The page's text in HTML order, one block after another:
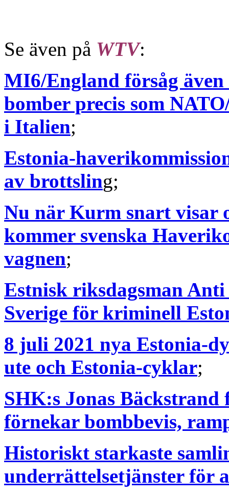
Se även på WTV:
MI6/England försåg även
bomber precis som
i Italien;
Estonia-
av brottsling;
Nu när Kurm snart visar
kommer svenska
vagnen;
Estnisk riksdagsman
Sverige för kriminell
8 juli 2021 nya Estonia-
ute och Estonia-cyklar;
SHK:s Jonas
förnekar bombbevis,
Historiskt starkaste
underrättelsetjänster för